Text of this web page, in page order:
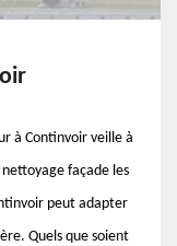
à Continvoir veille à
façade les
peut adapter
Quels que soient